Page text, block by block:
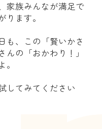
家族みんなが満足で
ます。
も、この「賢いかさ
んの「おかわり！」
してみてください